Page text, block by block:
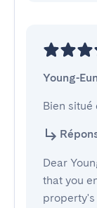
Young-
Bien situé
Dear
that you